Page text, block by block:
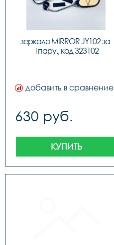
зеркало MIRROR JY102 за
1пару., код 323102
добавить в сравнение
630 руб.
КУПИТЬ